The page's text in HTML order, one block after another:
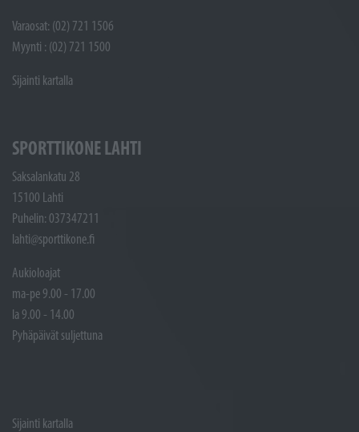
Varaosat: (02) 721 1506
Myynti : (02) 721 1500
Sijainti kartalla
SPORTTIKONE LAHTI
Saksalankatu 28
15100 Lahti
Puhelin: 037347211
lahti@sporttikone.fi
Aukioloajat
ma-pe 9.00 - 17.00
la 9.00 - 14.00
Pyhäpäivät suljettuna
Sijainti kartalla